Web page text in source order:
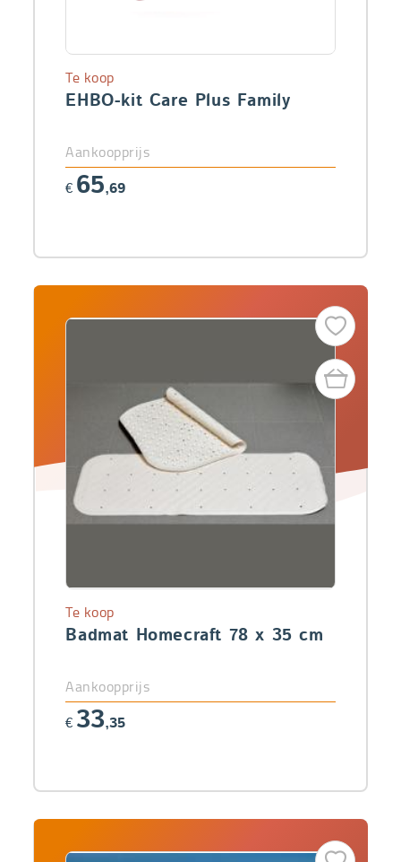
EHBO-kit Care Plus Family
Te koop
Aankoopprijs
€ 65,69
Badmat Homecraft 78 x 35 cm
Te koop
Aankoopprijs
€ 33,35